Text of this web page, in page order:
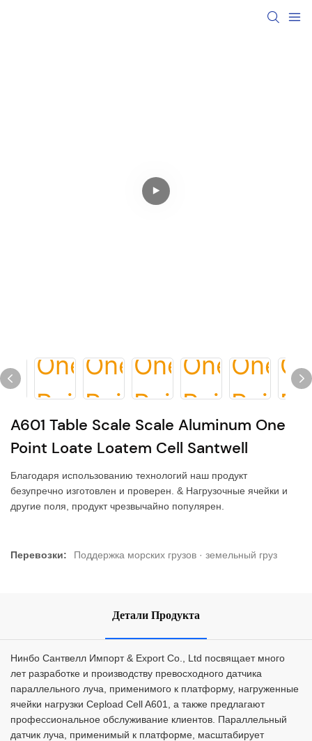
A601 Table Scale Scale Aluminum One
Point Loate Loatem Cell Santwell
Благодаря использованию технологий наш продукт
безупречно изготовлен и проверен. & Нагрузочные ячейки и
другие поля, продукт чрезвычайно популярен.
Перевозки: Поддержка морских грузов · земельный груз
Детали Продукта
Нинбо Сантвелл Импорт & Export Co., Ltd посвящает много
лет разработке и производству превосходного датчика
параллельного луча, применимого к платформу, нагруженные
ячейки нагрузки Cepload Cell A601, а также предлагают
профессиональное обслуживание клиентов. Параллельный
датчик луча, применимый к платформе, масштабирует